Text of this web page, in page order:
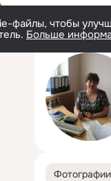
файлы, чтобы
Больше
Фотографии